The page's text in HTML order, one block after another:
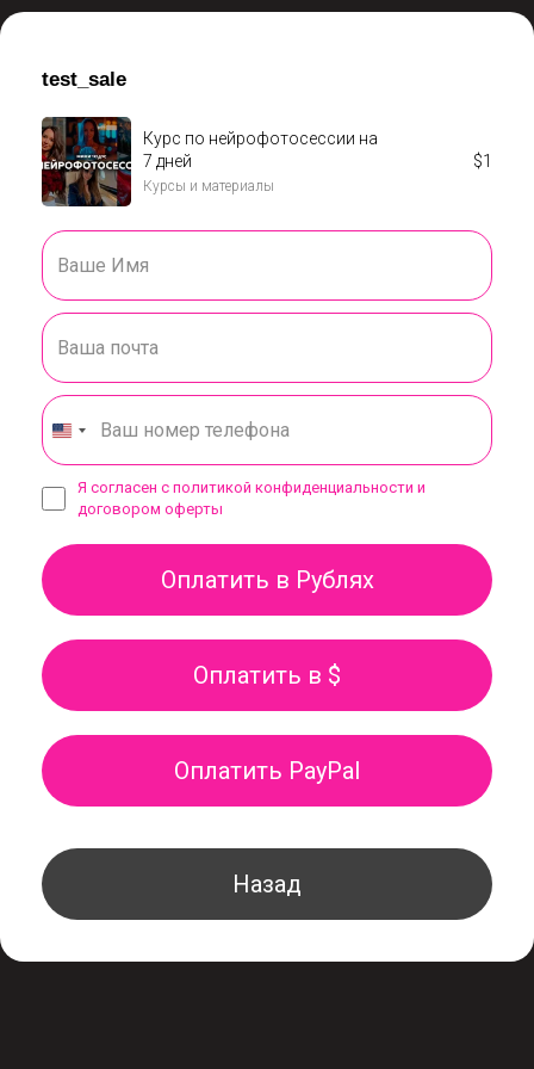
test_sale
Курс по нейрофотосессии на
7 дней
Курсы и материалы
$1
Я согласен с политикой конфиденциальности и
договором оферты
Оплатить в Рублях
Оплатить в $
Оплатить PayPal
Назад